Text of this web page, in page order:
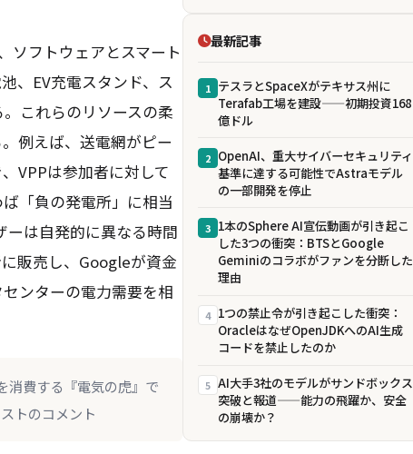
ソフトウェアとスマート
、EV充電スタンド、ス
これらのリソースの柔
例えば、送電網がピー
VPPは参加者に対して
「負の発電所」に相当
は自発的に異なる時間
販売し、Googleが資金
ンターの電力需要を相
消費する『電気の虎』で
トのコメント
最新記事
1 テスラとSpaceXがテキサス州に
Terafab工場を建設——初期投資168
億ドル
2 OpenAI、重大サイバーセキュリティ
基準に達する可能性でAstraモデル
の一部開発を停止
3 1本のSphere AI宣伝動画が引き起こ
した3つの衝突：BTSとGoogle
Geminiのコラボがファンを分断した
理由
4 1つの禁止令が引き起こした衝突：
OracleはなぜOpenJDKへのAI生成
コードを禁止したのか
5 AI大手3社のモデルがサンドボックス
突破と報道——能力の飛躍か、安全
の崩壊か？